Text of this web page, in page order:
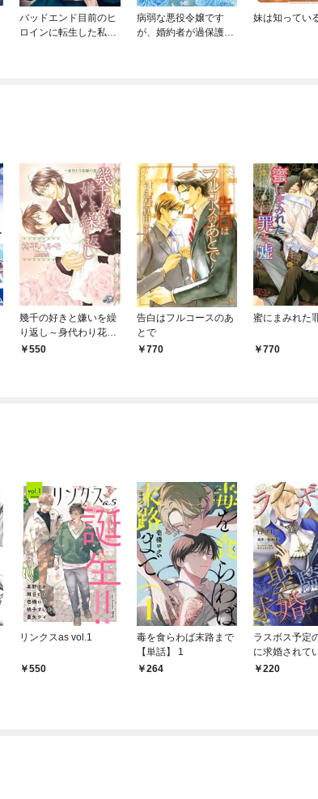
バッドエンド目前のヒ
ロインに転生した私、
病弱な悪役令嬢です
が、婚約者が過保護す
妹は知ってい
幾千の好きと嫌いを繰
り返し～身代わり花嫁
の恋～
550
告白はフルコースのあ
とで
770
蜜にまみれた
770
リンクスas vol.1
550
毒を食らわば末路まで
【単話】 1
264
ラスボス予定
に求婚されて
【単話】 1話
220